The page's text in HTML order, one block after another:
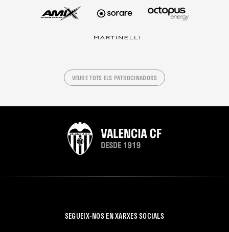
VEURE TOTS ELS PATROCINADORS
SEGUEIX-NOS EN XARXES SOCIALS